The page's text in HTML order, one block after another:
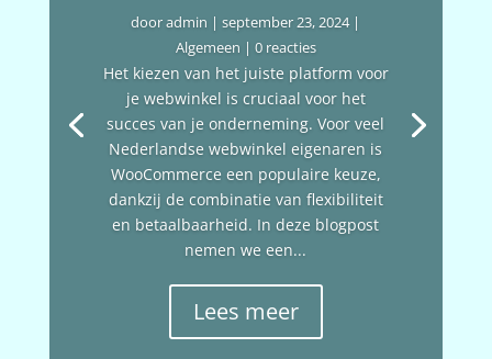
dooradmin |september 23, 2024|
Algemeen | 0 reacties
Het kiezen van het juiste platform voor
je webwinkel is cruciaal voor het
succes van je onderneming. Voor veel
Nederlandse webwinkel eigenaren is
WooCommerce een populaire keuze,
dankzij de combinatie van flexibiliteit
en betaalbaarheid. In deze blogpost
nemen we een...
Lees meer